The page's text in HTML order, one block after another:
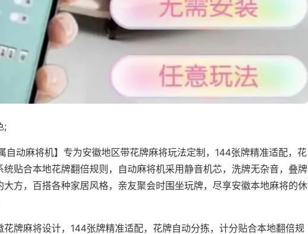
;
属自动麻将机】专为安徽地区带花牌麻将玩法定制，144张牌精准适配，花
统贴合本地花牌翻倍规则，自动麻将机采用静音机芯，洗牌无杂音，叠牌
方，百搭各种家居风格，亲友聚会时围坐玩牌，尽享安徽本地麻将的休
花牌麻将设计，144张牌精准适配，花牌自动分拣，计分贴合本地翻倍规